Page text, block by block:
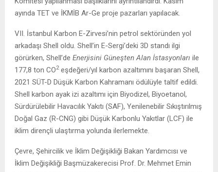
ayında TET ve İKMİB Ar-Ge proje pazarları yapılacak.
VII. İstanbul Karbon E-Zirvesi’nin petrol sektöründen yol
arkadaşı Shell oldu. Shell’in E-Sergi’deki 3D standı ilgi
görürken, Shell’de Enerjisini Güneşten Alan İstasyonları ile
177,8 ton CO2eşdeğeri/yıl karbon azaltımını başaran Shell,
2021 SÜT-D Düşük Karbon Kahramanı ödülüyle taltif edildi.
Shell karbon ayak izi azaltımı için Biyodizel, Biyoetanol,
Sürdürülebilir Havacılık Yakıtı (SAF), Yenilenebilir Sıkıştırılmış
Doğal Gaz (R-CNG) gibi Düşük Karbonlu Yakıtlar (LCF) ile
iklim dirençli ulaştırma yolunda ilerlemekte.
Çevre, Şehircilik ve İklim Değişikliği Bakan Yardımcısı ve
İklim Değişikliği Başmüzakerecisi Prof. Dr. Mehmet Emin